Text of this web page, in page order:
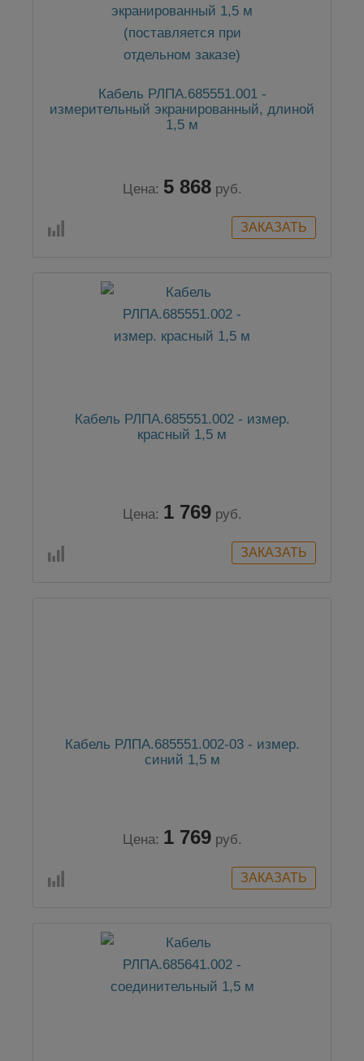
Кабель РЛПА.685551.001 -
измерительный экранированный, длиной
1,5 м
Цена: 5 868 руб.
Кабель РЛПА.685551.002 - измер.
красный 1,5 м
Цена: 1 769 руб.
Кабель РЛПА.685551.002-03 - измер.
синий 1,5 м
Цена: 1 769 руб.